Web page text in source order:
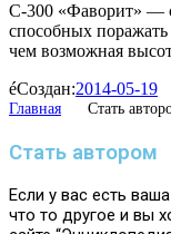
С-300 «Фаворит» —
способных
чем возможная
Создан:2014-05-19
Главная Стать
Стать автором
Если у вас есть
что то другое и вы